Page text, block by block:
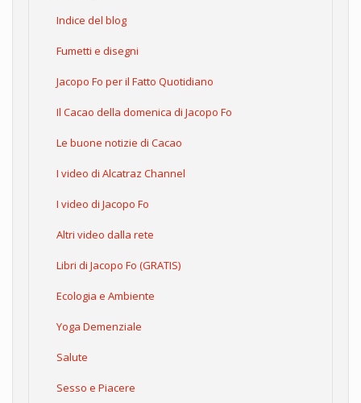
Indice del blog
Fumetti e disegni
Jacopo Fo per il Fatto Quotidiano
Il Cacao della domenica di Jacopo Fo
Le buone notizie di Cacao
I video di Alcatraz Channel
I video di Jacopo Fo
Altri video dalla rete
Libri di Jacopo Fo (GRATIS)
Ecologia e Ambiente
Yoga Demenziale
Salute
Sesso e Piacere